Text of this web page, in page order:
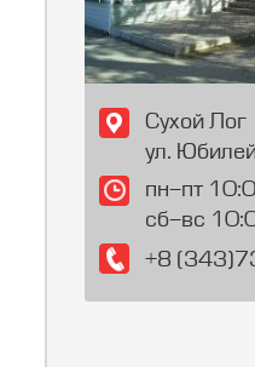
Сухой Лог
ул.
пн-пт
сб-вс
+8